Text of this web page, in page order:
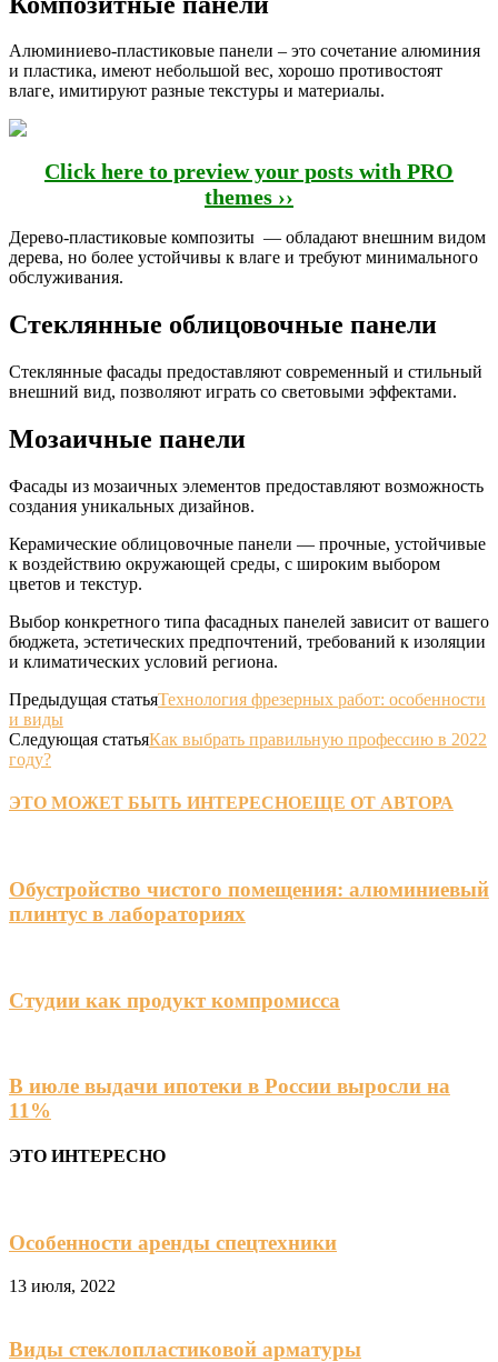
Алюминиево-пластиковые панели – это сочетание алюминия
и пластика, имеют небольшой вес, хорошо противостоят
влаге, имитируют разные текстуры и материалы.
Click here to preview your posts with PRO
themes ››
Дерево-пластиковые композиты — обладают внешним видом
дерева, но более устойчивы к влаге и требуют минимального
обслуживания.
Стеклянные облицовочные панели
Стеклянные фасады предоставляют современный и стильный
внешний вид, позволяют играть со световыми эффектами.
Мозаичные панели
Фасады из мозаичных элементов предоставляют возможность
создания уникальных дизайнов.
Керамические облицовочные панели — прочные, устойчивые
к воздействию окружающей среды, с широким выбором
цветов и текстур.
Выбор конкретного типа фасадных панелей зависит от вашего
бюджета, эстетических предпочтений, требований к изоляции
и климатических условий региона.
Предыдущая статьяТехнология фрезерных работ: особенности
и виды
Следующая статьяКак выбрать правильную профессию в 2022
году?
ЭТО МОЖЕТ БЫТЬ ИНТЕРЕСНОЕЩЕ ОТ АВТОРА
Обустройство чистого помещения: алюминиевый
плинтус в лабораториях
Студии как продукт компромисса
В июле выдачи ипотеки в России выросли на
11%
ЭТО ИНТЕРЕСНО
Особенности аренды спецтехники
13 июля, 2022
Виды стеклопластиковой арматуры